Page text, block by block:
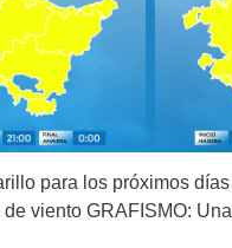
para los próximos
de viento GRAFISMO: